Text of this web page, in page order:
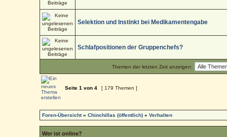
Selektion und Instinkt bei Medikamentengabe
Schlafpositionen der Gruppenchefs?
Themen der letzten Zeit anzeigen:
Seite1 von4 [ 179 Themen ]
Foren-Übersicht»Chinchillas (öffentlich) »Verhalten
Wer ist online?